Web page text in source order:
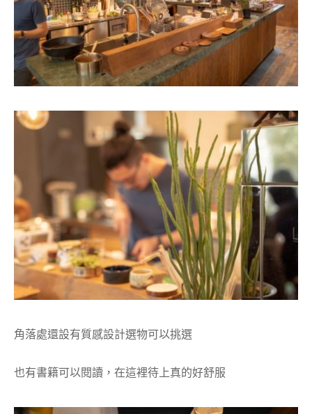
角落處還設有質感設計選物可以挑選
也有書籍可以閱讀，在這裡待上真的好舒服